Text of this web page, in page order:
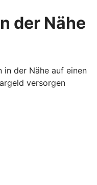
der Nähe
in der Nähe auf einen
versorgen